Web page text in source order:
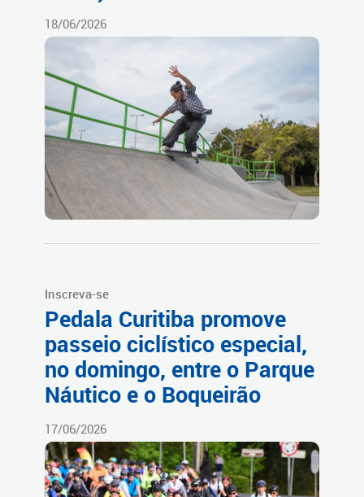
18/06/2026
Inscreva-se
Pedala Curitiba promove
passeio ciclístico especial,
no domingo, entre o Parque
Náutico e o Boqueirão
17/06/2026